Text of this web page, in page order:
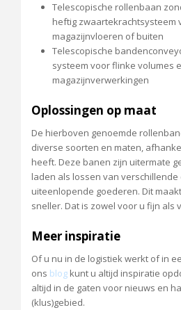
Telescopische rollenbaan
heftig zwaartekrachtsysteem
magazijnvloeren of buiten
Telescopische
systeem voor flinke volumes
magazijnverwerkingen
Oplossingen op maat
De hierboven genoemde
diverse soorten en maten,
heeft. Deze banen zijn uitermate
laden als lossen van
uiteenlopende goederen. Dit
sneller. Dat is zowel voor u fijn als
Meer inspiratie
Of u nu in de logistiek werkt of in
ons blog kunt u altijd inspiratie
altijd in de gaten voor nieuws en
(klus)gebied.